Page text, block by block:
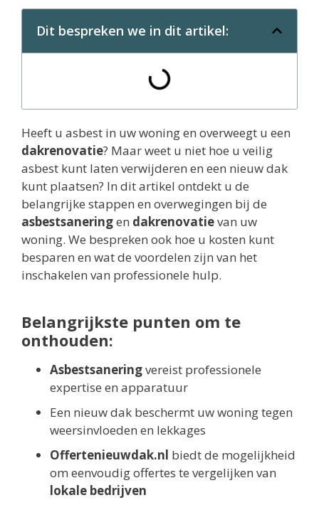
Dit bespreken we in dit artikel:
Heeft u asbest in uw woning en overweegt u een
dakrenovatie? Maar weet u niet hoe u veilig
asbest kunt laten verwijderen en een nieuw dak
kunt plaatsen? In dit artikel ontdekt u de
belangrijke stappen en overwegingen bij de
asbestsaneringen dakrenovatievan uw
woning. We bespreken ook hoe u kosten kunt
besparen en wat de voordelen zijn van het
inschakelen van professionele hulp.
Belangrijkste punten om te
onthouden:
Asbestsaneringvereist professionele
expertise en apparatuur
Een nieuw dak beschermt uw woning tegen
weersinvloeden en lekkages
Offertenieuwdak.nl biedt de mogelijkheid
om eenvoudig offertes te vergelijken van
lokale bedrijven